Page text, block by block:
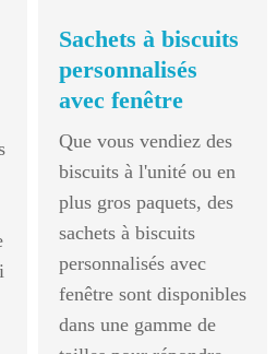
Sachets à biscuits
personnalisés
avec fenêtre
Que vous vendiez des
biscuits à l'unité ou en
plus gros paquets, des
sachets à biscuits
personnalisés avec
fenêtre sont disponibles
dans une gamme de